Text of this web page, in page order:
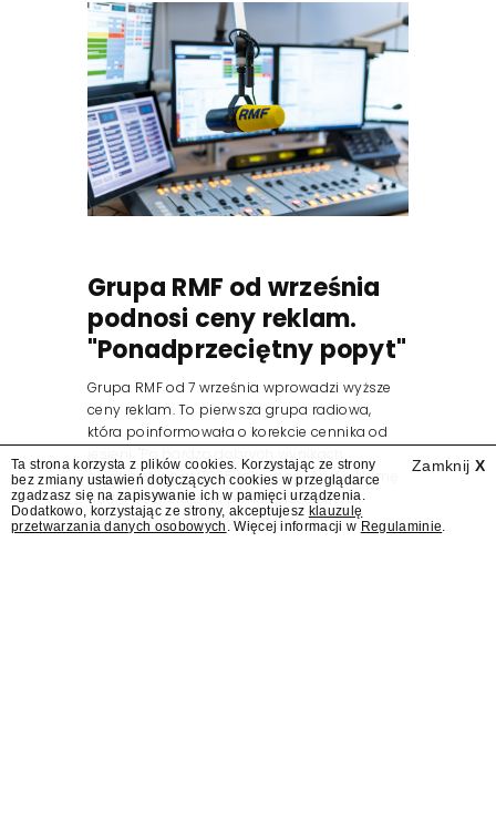
Grupa RMF od września
podnosi ceny reklam.
"Ponadprzeciętny popyt"
Grupa RMF od 7 września wprowadzi wyższe
ceny reklam. To pierwsza grupa radiowa,
która poinformowała o korekcie cennika od
jesieni. "Po bardzo dobrych wynikach
osiągniętych w 2025 roku, popyt na reklamę
audio pozostaje na ponadprzeciętnym
poziomie" – podała Grupa RMF w...
Zamknij X
Ta strona korzysta z plików cookies. Korzystając ze strony
bez zmiany ustawień dotyczących cookies w przeglądarce
zgadzasz się na zapisywanie ich w pamięci urządzenia.
Dodatkowo, korzystając ze strony, akceptujesz klauzulę
przetwarzania danych osobowych . Więcej informacji w Regulaminie.